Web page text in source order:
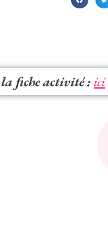
la fiche activité :ici